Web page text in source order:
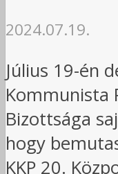
2024.07.19.
Július 19-én
Kommunista
Bizottsága
hogy
KKP 20.